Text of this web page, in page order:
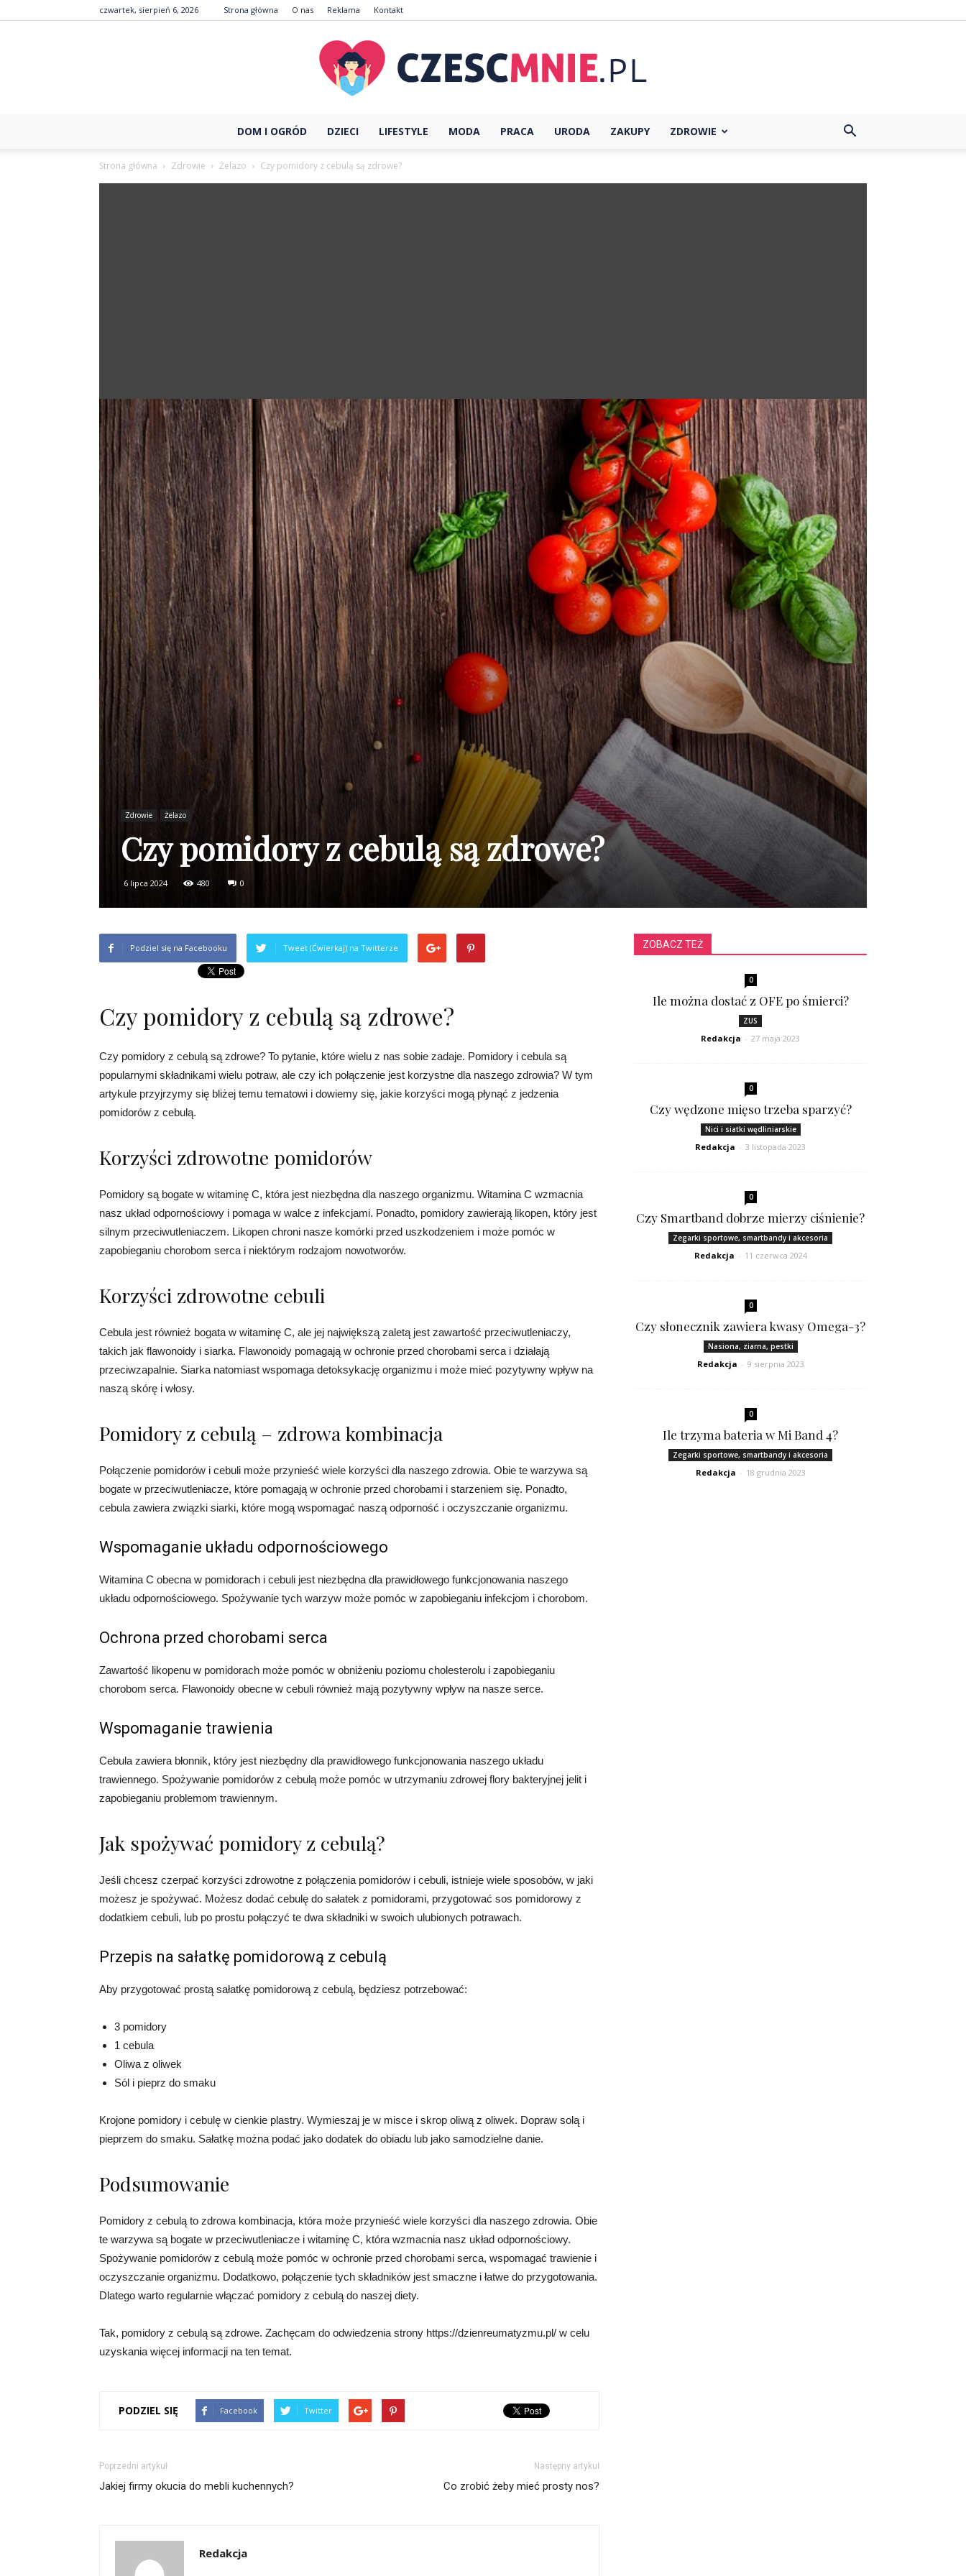
czwartek, sierpień 6, 2026 Strona główna O nas Reklama Kontakt
DOM I OGRÓD DZIECI LIFESTYLE MODA PRACA URODA ZAKUPY ZDROWIE
Strona główna Zdrowie Żelazo Czy pomidory z cebulą są zdrowe?
Zdrowie Żelazo
Czy pomidory z cebulą są zdrowe?
6 lipca 2024 480 0
Podziel się na Facebooku Tweet (Ćwierkaj) na Twitterze
Czy pomidory z cebulą są zdrowe?
Czy pomidory z cebulą są zdrowe? To pytanie, które wielu z nas sobie zadaje. Pomidory i cebula są
popularnymi składnikami wielu potraw, ale czy ich połączenie jest korzystne dla naszego zdrowia? W tym
artykule przyjrzymy się bliżej temu tematowi i dowiemy się, jakie korzyści mogą płynąć z jedzenia
pomidorów z cebulą.
Korzyści zdrowotne pomidorów
Pomidory są bogate w witaminę C, która jest niezbędna dla naszego organizmu. Witamina C wzmacnia
nasz układ odpornościowy i pomaga w walce z infekcjami. Ponadto, pomidory zawierają likopen, który jest
silnym przeciwutleniaczem. Likopen chroni nasze komórki przed uszkodzeniem i może pomóc w
zapobieganiu chorobom serca i niektórym rodzajom nowotworów.
Korzyści zdrowotne cebuli
Cebula jest również bogata w witaminę C, ale jej największą zaletą jest zawartość przeciwutleniaczy,
takich jak flawonoidy i siarka. Flawonoidy pomagają w ochronie przed chorobami serca i działają
przeciwzapalnie. Siarka natomiast wspomaga detoksykację organizmu i może mieć pozytywny wpływ na
naszą skórę i włosy.
Pomidory z cebulą – zdrowa kombinacja
Połączenie pomidorów i cebuli może przynieść wiele korzyści dla naszego zdrowia. Obie te warzywa są
bogate w przeciwutleniacze, które pomagają w ochronie przed chorobami i starzeniem się. Ponadto,
cebula zawiera związki siarki, które mogą wspomagać naszą odporność i oczyszczanie organizmu.
Wspomaganie układu odpornościowego
Witamina C obecna w pomidorach i cebuli jest niezbędna dla prawidłowego funkcjonowania naszego
układu odpornościowego. Spożywanie tych warzyw może pomóc w zapobieganiu infekcjom i chorobom.
Ochrona przed chorobami serca
Zawartość likopenu w pomidorach może pomóc w obniżeniu poziomu cholesterolu i zapobieganiu
chorobom serca. Flawonoidy obecne w cebuli również mają pozytywny wpływ na nasze serce.
Wspomaganie trawienia
Cebula zawiera błonnik, który jest niezbędny dla prawidłowego funkcjonowania naszego układu
trawiennego. Spożywanie pomidorów z cebulą może pomóc w utrzymaniu zdrowej flory bakteryjnej jelit i
zapobieganiu problemom trawiennym.
Jak spożywać pomidory z cebulą?
Jeśli chcesz czerpać korzyści zdrowotne z połączenia pomidorów i cebuli, istnieje wiele sposobów, w jaki
możesz je spożywać. Możesz dodać cebulę do sałatek z pomidorami, przygotować sos pomidorowy z
dodatkiem cebuli, lub po prostu połączyć te dwa składniki w swoich ulubionych potrawach.
Przepis na sałatkę pomidorową z cebulą
Aby przygotować prostą sałatkę pomidorową z cebulą, będziesz potrzebować:
3 pomidory
1 cebula
Oliwa z oliwek
Sól i pieprz do smaku
Krojone pomidory i cebulę w cienkie plastry. Wymieszaj je w misce i skrop oliwą z oliwek. Dopraw solą i
pieprzem do smaku. Sałatkę można podać jako dodatek do obiadu lub jako samodzielne danie.
Podsumowanie
Pomidory z cebulą to zdrowa kombinacja, która może przynieść wiele korzyści dla naszego zdrowia. Obie
te warzywa są bogate w przeciwutleniacze i witaminę C, która wzmacnia nasz układ odpornościowy.
Spożywanie pomidorów z cebulą może pomóc w ochronie przed chorobami serca, wspomagać trawienie i
oczyszczanie organizmu. Dodatkowo, połączenie tych składników jest smaczne i łatwe do przygotowania.
Dlatego warto regularnie włączać pomidory z cebulą do naszej diety.
Tak, pomidory z cebulą są zdrowe. Zachęcam do odwiedzenia strony https://dzienreumatyzmu.pl/ w celu
uzyskania więcej informacji na ten temat.
PODZIEL SIĘ Facebook Twitter
Poprzedni artykuł
Jakiej firmy okucia do mebli kuchennych?
Następny artykuł
Co zrobić żeby mieć prosty nos?
Redakcja
ZOBACZ TEŻ
0
Ile można dostać z OFE po śmierci?
ZUS
Redakcja - 27 maja 2023
0
Czy wędzone mięso trzeba sparzyć?
Nici i siatki wędliniarskie
Redakcja - 3 listopada 2023
0
Czy Smartband dobrze mierzy ciśnienie?
Zegarki sportowe, smartbandy i akcesoria
Redakcja - 11 czerwca 2024
0
Czy słonecznik zawiera kwasy Omega-3?
Nasiona, ziarna, pestki
Redakcja - 9 sierpnia 2023
0
Ile trzyma bateria w Mi Band 4?
Zegarki sportowe, smartbandy i akcesoria
Redakcja - 18 grudnia 2023